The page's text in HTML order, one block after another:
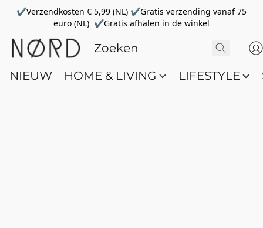
✔Verzendkosten € 5,99 (NL) ✔Gratis verzending vanaf 75
euro (NL) ✔Gratis afhalen in de winkel
NIEUW HOME & LIVING LIFESTYLE